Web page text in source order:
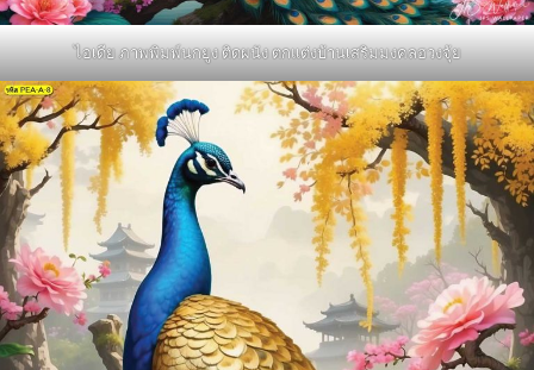
ไอเดีย ภาพพิมพ์นกยูง ติดผนัง ตกแต่งบ้านเสริมมงคลฮวงจุ้ย